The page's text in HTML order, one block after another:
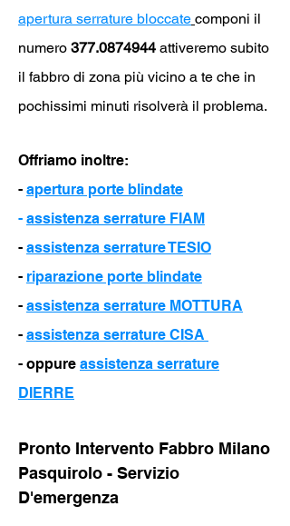
apertura serrature bloccate componi il
numero 377.0874944 attiveremo subito
il fabbro di zona più vicino a te che in
pochissimi minuti risolverà il problema.
Offriamo inoltre:
- apertura porte blindate
- assistenza serrature FIAM
- assistenza serrature TESIO
- riparazione porte blindate
- assistenza serrature MOTTURA
- assistenza serrature CISA
- oppure assistenza serrature
DIERRE
Pronto Intervento Fabbro Milano
Pasquirolo - Servizio
D'emergenza